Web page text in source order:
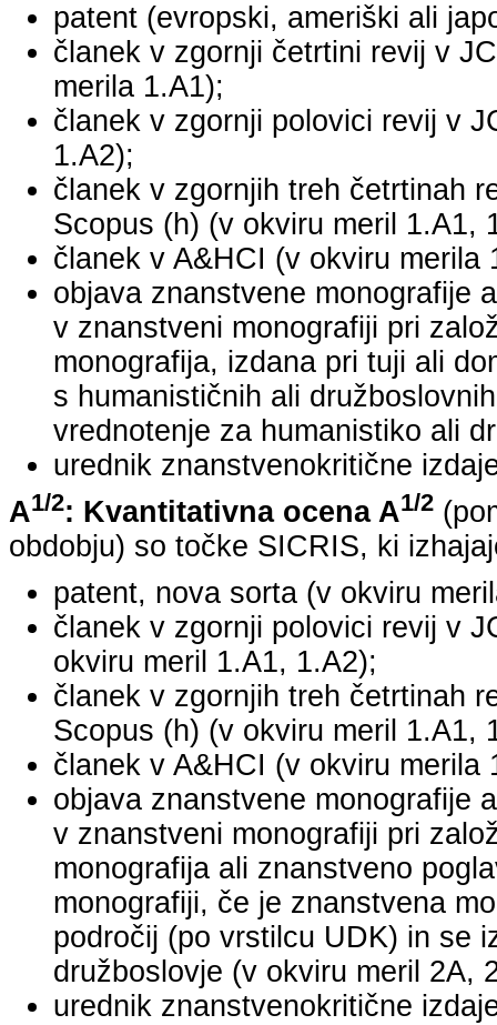
patent (evropski, ameriški ali
članek v zgornji četrtini revij v
merila 1.A1);
članek v zgornji polovici revij v
1.A2);
članek v zgornjih treh četrtinah
Scopus (h) (v okviru meril 1.A1,
članek v A&HCI (v okviru merila
objava znanstvene monografije
v znanstveni monografiji pri
monografija, izdana pri tuji ali
s humanističnih ali
vrednotenje za humanistiko ali
urednik znanstvenokritične
A1/2: Kvantitativna ocena A1/2
obdobju) so točke SICRIS, ki
patent, nova sorta (v okviru
članek v zgornji polovici revij v
okviru meril 1.A1, 1.A2);
članek v zgornjih treh četrtinah
Scopus (h) (v okviru meril 1.A1,
članek v A&HCI (v okviru merila
objava znanstvene monografije
v znanstveni monografiji pri
monografija ali znanstveno
monografiji, če je znanstvena
področij (po vrstilcu UDK) in se
družboslovje (v okviru meril 2A,
urednik znanstvenokritične